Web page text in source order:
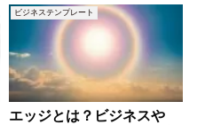
どを明確に記載した稟議書を提出
しなければなりません。この記事
本構成から、実際に使える例文、
注
ビジネステンプレート
エッジとは？ビジネスや